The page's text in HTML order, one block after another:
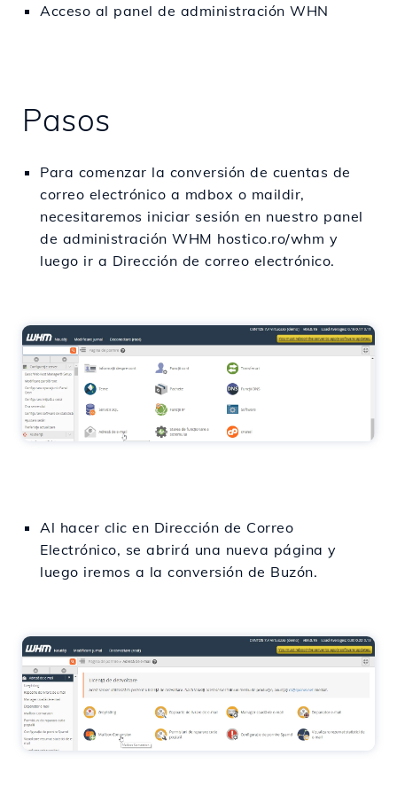
Acceso al panel de administración WHN
Pasos
Para comenzar la conversión de cuentas de
correo electrónico a mdbox o maildir,
necesitaremos iniciar sesión en nuestro panel
de administración WHM hostico.ro/whm y
luego ir a Dirección de correo electrónico.
Al hacer clic en Dirección de Correo
Electrónico, se abrirá una nueva página y
luego iremos a la conversión de Buzón.